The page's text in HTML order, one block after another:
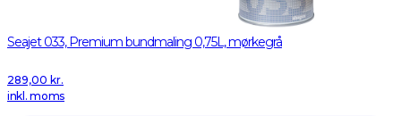
Seajet 033, Premium bundmaling 0,75L, mørkegrå
289,00 kr.
inkl. moms